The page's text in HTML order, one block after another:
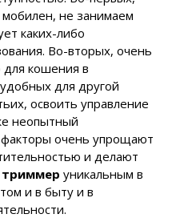
не занимаем
каких-либо
Во-вторых, очень
кошения в
для другой
освоить управление
неопытный
факторы очень упрощают
и делают
триммер уникальным в
и в быту и в